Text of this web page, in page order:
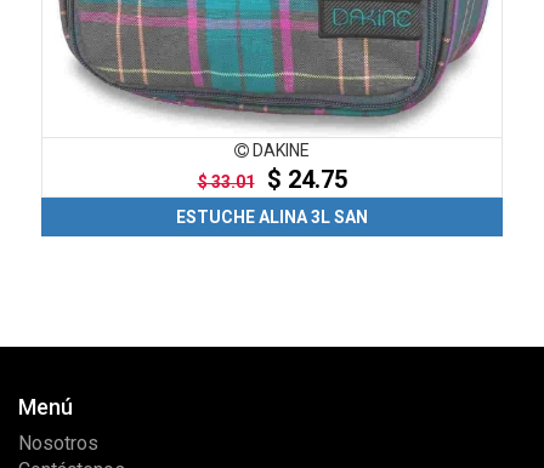
DAKINE
$ 33.01$ 24.75
ESTUCHE ALINA 3L SAN
Menú
Nosotros